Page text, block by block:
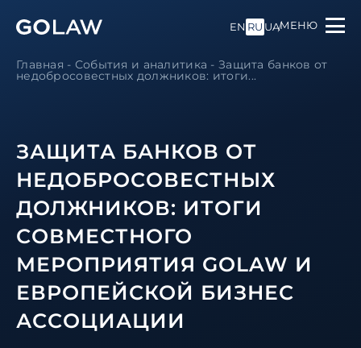
EN RU UAМЕНЮ
Главная - События и аналитика - Защита банков от
недобросовестных должников: итоги...
ЗАЩИТА БАНКОВ ОТ
НЕДОБРОСОВЕСТНЫХ
ДОЛЖНИКОВ: ИТОГИ
СОВМЕСТНОГО
МЕРОПРИЯТИЯ GOLAW И
ЕВРОПЕЙСКОЙ БИЗНЕС
АССОЦИАЦИИ